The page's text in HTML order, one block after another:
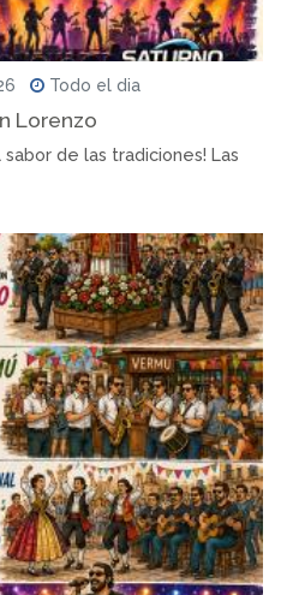
Todo el dia
Lorenzo
de las tradiciones! Las